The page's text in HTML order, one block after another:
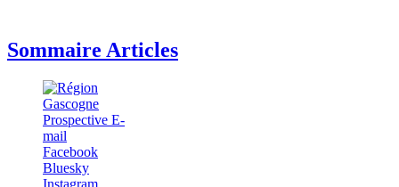
Sommaire Articles